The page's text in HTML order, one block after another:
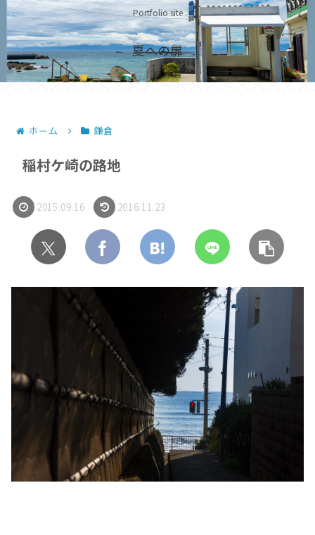
Portfolio site
夏への扉
ホーム 鎌倉
稲村ケ崎の路地
2015.09.16 2016.11.23